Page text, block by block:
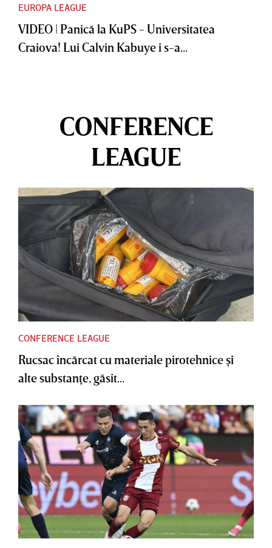
EUROPA LEAGUE
VIDEO | Panică la KuPS - Universitatea
Craiova! Lui Calvin Kabuye i s-a...
CONFERENCE
LEAGUE
CONFERENCE LEAGUE
Rucsac încărcat cu materiale pirotehnice şi
alte substanţe, găsit...